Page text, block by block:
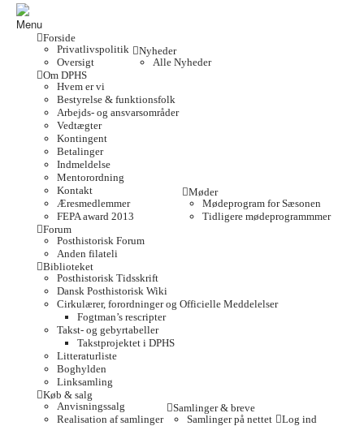
Menu
Forside
Privatlivspolitik
Oversigt
Nyheder
Alle Nyheder
Om DPHS
Hvem er vi
Bestyrelse & funktionsfolk
Arbejds- og ansvarsområder
Vedtægter
Kontingent
Betalinger
Indmeldelse
Mentorordning
Kontakt
Æresmedlemmer
FEPA award 2013
Møder
Mødeprogram for Sæsonen
Tidligere mødeprogrammmer
Forum
Posthistorisk Forum
Anden filateli
Biblioteket
Posthistorisk Tidsskrift
Dansk Posthistorisk Wiki
Cirkulærer, forordninger og Officielle Meddelelser
Fogtman’s rescripter
Takst- og gebyrtabeller
Takstprojektet i DPHS
Litteraturliste
Boghylden
Linksamling
Køb & salg
Anvisningssalg
Realisation af samlinger
Samlinger & breve
Samlinger på nettet
Log ind